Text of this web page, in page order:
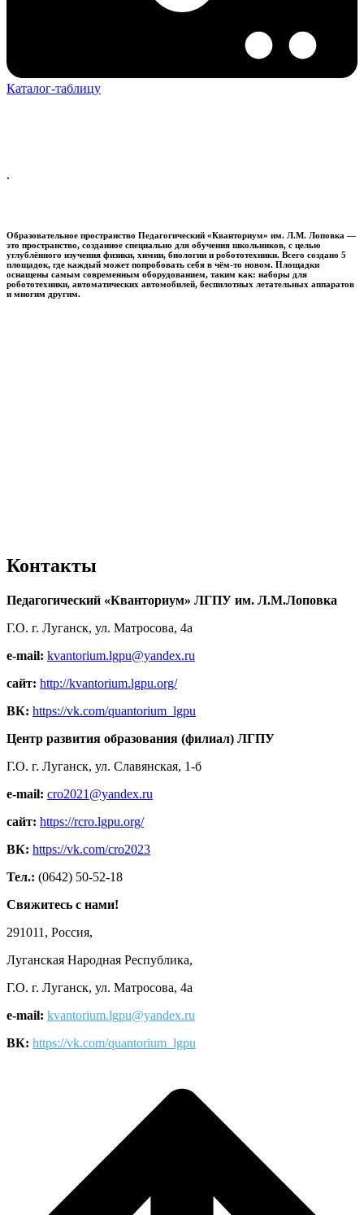
Каталог-таблицу
.
Образовательное пространство Педагогический «Кванториум» им. Л.М. Лоповка —
это пространство, созданное специально для обучения школьников, с целью
углублённого изучения физики, химии, биологии и робототехники. Всего создано 5
площадок, где каждый может попробовать себя в чём-то новом. Площадки
оснащены самым современным оборудованием, таким как: наборы для
робототехники, автоматических автомобилей, беспилотных летательных аппаратов
и многим другим.
Контакты
Педагогический «Кванториум» ЛГПУ им. Л.М.Лоповка
Г.О. г. Луганск, ул. Матросова, 4а
e-mail: kvantorium.lgpu@yandex.ru
сайт: http://kvantorium.lgpu.org/
ВК: https://vk.com/quantorium_lgpu
Центр развития образования (филиал) ЛГПУ
Г.О. г. Луганск, ул. Славянская, 1-б
e-mail: cro2021@yandex.ru
сайт: https://rcro.lgpu.org/
ВК: https://vk.com/cro2023
Тел.: (0642) 50-52-18
Свяжитесь с нами!
291011, Россия,
Луганская Народная Республика,
Г.О. г. Луганск, ул. Матросова, 4а
e-mail: kvantorium.lgpu@yandex.ru
ВК: https://vk.com/quantorium_lgpu